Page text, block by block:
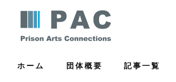
ホーム 団体概要 記事一覧